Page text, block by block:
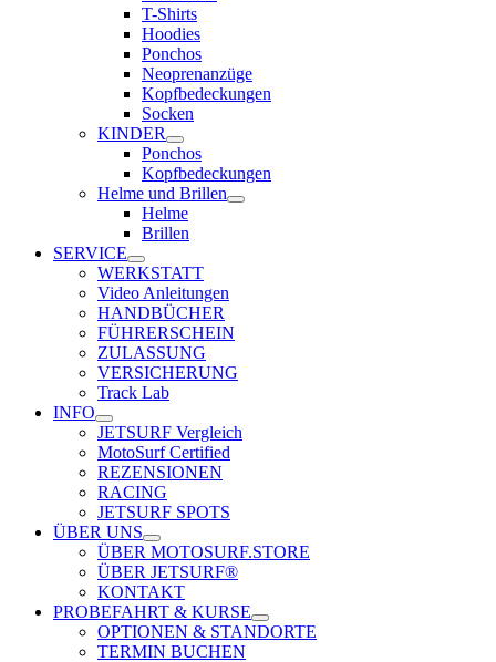
T-Shirts
Hoodies
Ponchos
Neoprenanzüge
Kopfbedeckungen
Socken
KINDER
Ponchos
Kopfbedeckungen
Helme und Brillen
Helme
Brillen
SERVICE
WERKSTATT
Video Anleitungen
HANDBÜCHER
FÜHRERSCHEIN
ZULASSUNG
VERSICHERUNG
Track Lab
INFO
JETSURF Vergleich
MotoSurf Certified
REZENSIONEN
RACING
JETSURF SPOTS
ÜBER UNS
ÜBER MOTOSURF.STORE
ÜBER JETSURF®
KONTAKT
PROBEFAHRT & KURSE
OPTIONEN & STANDORTE
TERMIN BUCHEN